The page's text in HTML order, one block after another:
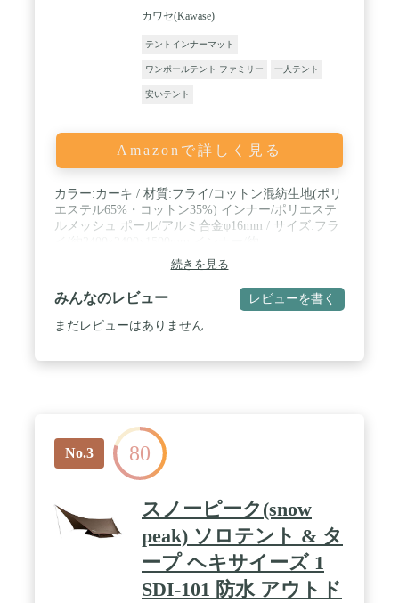
カワセ(Kawase)
テントインナーマット
ワンポールテント ファミリー 一人テント
安いテント
Amazonで詳しく見る
カラー:カーキ / 材質:フライ/コットン混紡生地(ポリ
エステル65%・コットン35%) インナー/ポリエステ
ルメッシュ ポール/アルミ合金φ16mm / サイズ:フラ
2200x1000x1350mm 収納時/約440x240x240mm / セッ
ト内容:フライシート×1・インナーシート×1・メイ
ンポール×1・サブポール×1 / 全面ジッパーでフルク
ローズ
続きを見る
みんなのレビュー レビューを書く
まだレビューはありません
No.3 80
スノーピーク(snow
peak) ソロテント & タ
ープ ヘキサイーズ 1
SDI-101 防水 アウトド